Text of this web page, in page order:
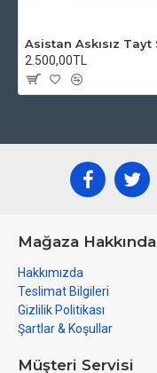
2.500,00TL
Mağaza Hakkında
Hakkımızda
Teslimat Bilgileri
Gizlilik Politikası
Şartlar & Koşullar
Müşteri Servisi